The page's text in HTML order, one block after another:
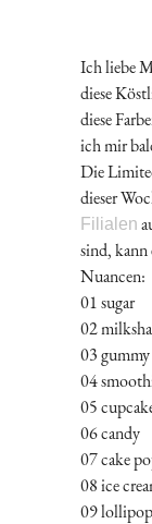
Ich liebe
diese
diese
ich mir
Die
dieser
Filialen
sind, kann
Nuancen:
01 sugar
02
03 gummy
04
05
06 candy
07 cake
08 ice
09 lollipop